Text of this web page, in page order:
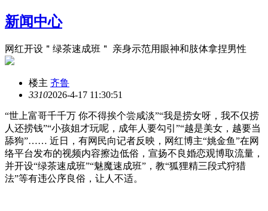
新闻中心
网红开设＂绿茶速成班＂ 亲身示范用眼神和肢体拿捏男性
楼主 齐鲁
33102026-4-17 11:30:51
“世上富哥千千万 你不得挨个尝咸淡”“我是捞女呀，我不仅捞
人还捞钱”“小孩姐才玩呢，成年人要勾引”“越是美女，越要当
舔狗”…… 近日，有网民向记者反映，网红博主“姚金鱼”在网
络平台发布的视频内容擦边低俗，宣扬不良婚恋观博取流量，
并开设“绿茶速成班”“魅魔速成班”，教“狐狸精三段式狩猎
法”等有违公序良俗，让人不适。